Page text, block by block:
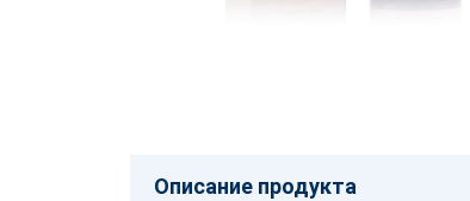
Описание продукта